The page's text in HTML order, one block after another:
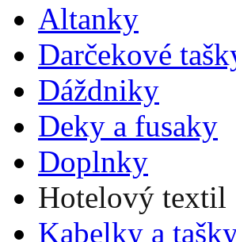
Altanky
Darčekové
Dáždniky
Deky a fusaky
Doplnky
Hotelový textil
Kabelky a